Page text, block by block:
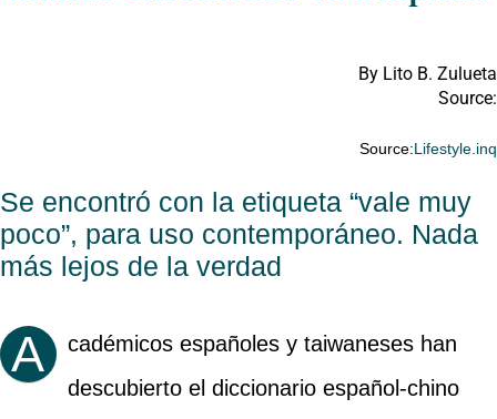
By Lito B. Zulueta
Source:
Source:Lifestyle.inq
Se encontró con la etiqueta “vale muy
poco”, para uso contemporáneo. Nada
más lejos de la verdad
A
cadémicos españoles y taiwaneses han
descubierto el diccionario español-chino